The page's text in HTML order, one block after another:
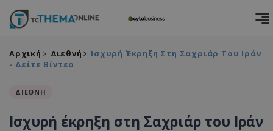
Αρχική Διεθνή
Ισχυρή Έκρηξη Στη Σαχριάρ Του Ιράν
- Δείτε Βίντεο
ΔΙΕΘΝΗ
Ισχυρή έκρηξη στη Σαχριάρ του Ιράν